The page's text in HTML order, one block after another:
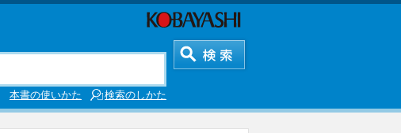
検索のしかた
本書の使いかた